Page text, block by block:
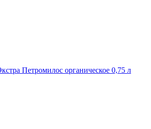
Петромилос органическое 0,75 л